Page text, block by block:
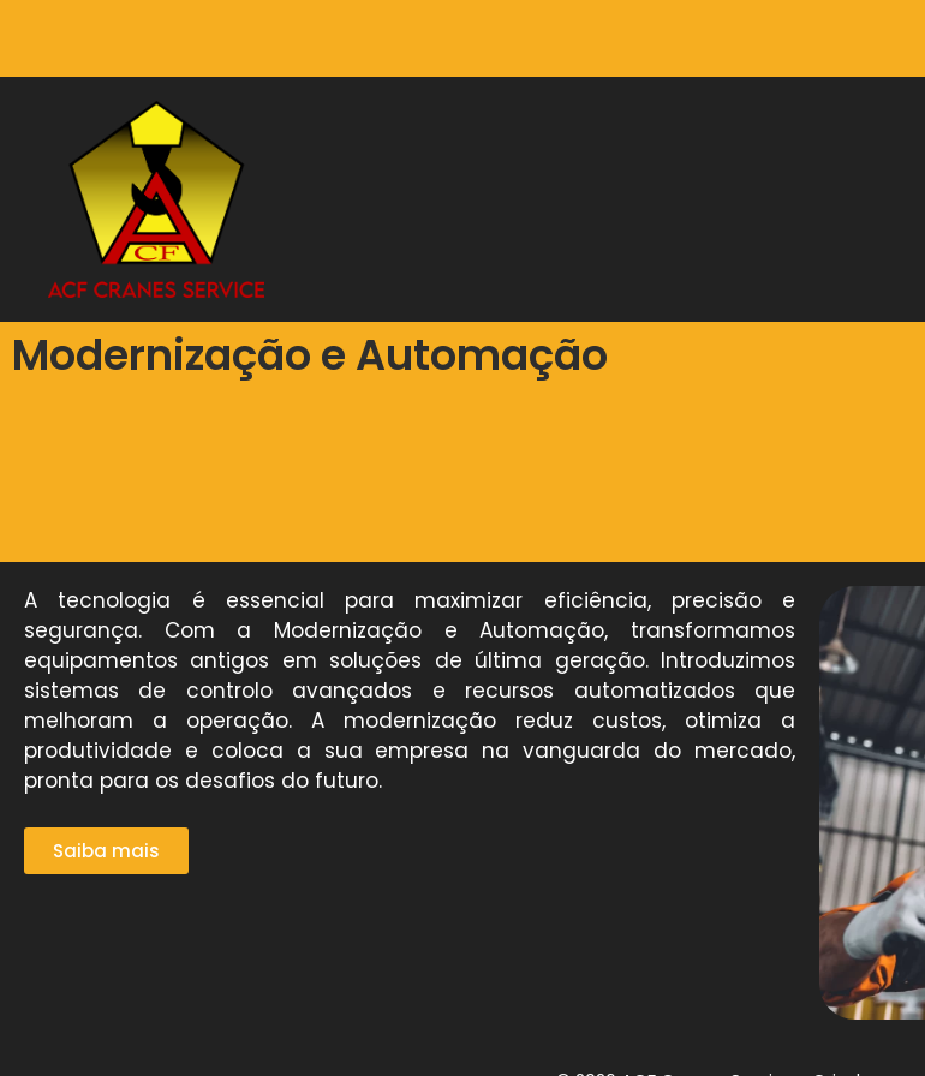
Modernização e Automação
A tecnologia é essencial para maximizar eficiência, precisão e
segurança. Com a Modernização e Automação, transformamos
equipamentos antigos em soluções de última geração. Introduzimos
sistemas de controlo avançados e recursos automatizados que
melhoram a operação. A modernização reduz custos, otimiza a
produtividade e coloca a sua empresa na vanguarda do mercado,
pronta para os desafios do futuro.
Saiba mais